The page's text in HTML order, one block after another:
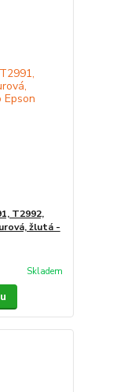
T2992,
žlutá -
Skladem